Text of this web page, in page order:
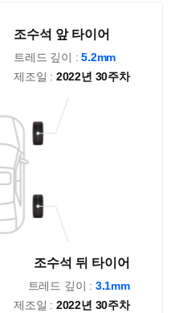
조수석 뒤 타이어
트레드 깊이 : 3.1mm
제조일 : 2022년 30주차
조수석 앞 타이어
트레드 깊이 :5.2mm
제조일 : 2022년 30주차